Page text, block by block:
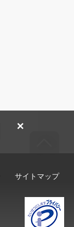
サイトマップ
×